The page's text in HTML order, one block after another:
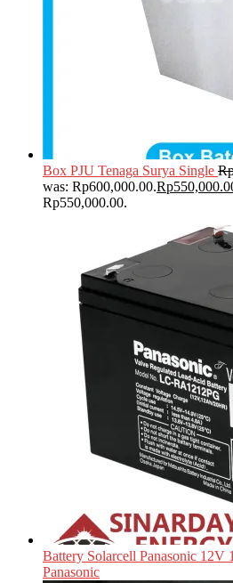
Box PJU Tenaga Surya Single
was: Rp600,000.00.Rp
Rp550,000.00.
Battery Solarcell Panasonic 12V
Panasonic